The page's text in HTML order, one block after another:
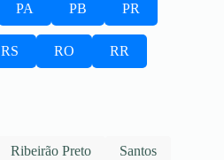
PA PB PR
RS RO RR
Ribeirão Preto
Santos